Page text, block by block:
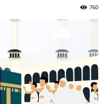
760